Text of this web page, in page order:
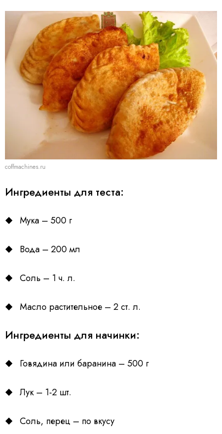
coffmachines.ru
Ингредиенты для теста:
Мука – 500 г
Вода – 200 мл
Соль – 1 ч. л.
Масло растительное – 2 ст. л.
Ингредиенты для начинки:
Говядина или баранина – 500 г
Лук – 1-2 шт.
Соль, перец – по вкусу